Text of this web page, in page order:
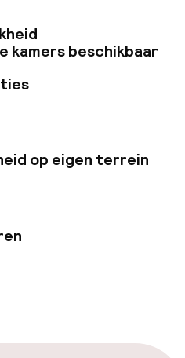
evenementen
kamers beschikbaar
op eigen terrein